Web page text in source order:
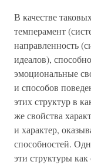
В качестве
темперамент
направленность
идеалов),
эмоциональные
и способов
этих структур в
же свойства
и характер,
способностей.
эти структуры